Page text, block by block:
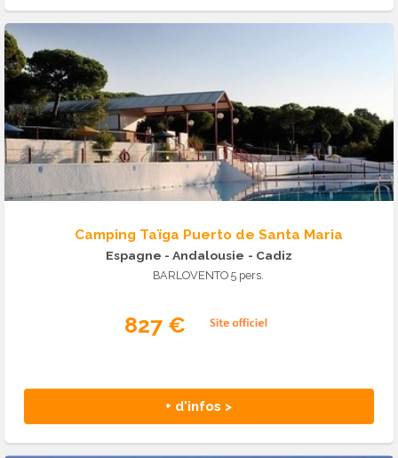
Camping Taïga Puerto de Santa Maria
Espagne - Andalousie - Cadiz
BARLOVENTO 5 pers.
827 €
+ d'infos >